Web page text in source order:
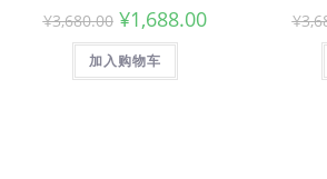
¥3,680.00 ¥1,688.00
加入购物车
¥